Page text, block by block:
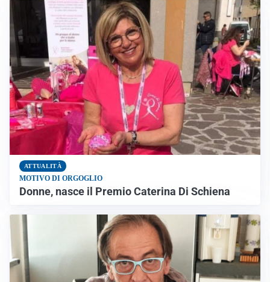
ATTUALITÀ
MOTIVO DI ORGOGLIO
Donne, nasce il Premio Caterina Di Schiena